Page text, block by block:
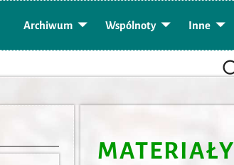
Archiwum Wspólnoty Inne
MATERIAŁY